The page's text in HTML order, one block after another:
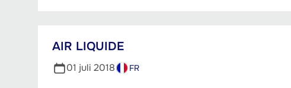
AIR LIQUIDE
01 juli 2018 FR